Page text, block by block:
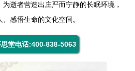
逝者营造出庄严而宁静的长眠环境，
感悟生命的文化空间。
堂电话:400-838-5063